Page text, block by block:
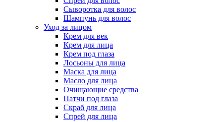
Сыворотка для волос
Шампунь для волос
Уход за лицом
Крем для век
Крем для лица
Крем под глаза
Лосьоны для лица
Маска для лица
Масло для лица
Очищающие средства
Патчи под глаза
Скраб для лица
Спрей для лица